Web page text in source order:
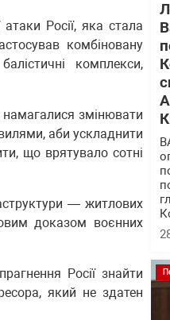
Росії, яка стала
комбіновану
комплекси,
намагалися змінювати
аби ускладнити
що врятувало сотні
— житлових
доказом воєнних
Росії знайти
який не здатен